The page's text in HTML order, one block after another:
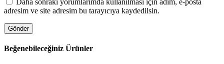
Daha sonraki yorumlarımda kullanılması için adım, e-posta
adresim ve site adresim bu tarayıcıya kaydedilsin.
Beğenebileceğiniz Ürünler